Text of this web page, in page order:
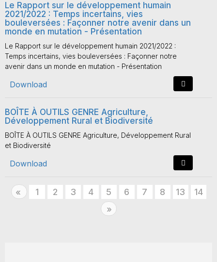
Le Rapport sur le développement humain
2021/2022 : Temps incertains, vies
bouleversées : Façonner notre avenir dans un
monde en mutation - Présentation
Le Rapport sur le développement humain 2021/2022 :
Temps incertains, vies bouleversées : Façonner notre
avenir dans un monde en mutation - Présentation
Download
BOÎTE À OUTILS GENRE Agriculture,
Développement Rural et Biodiversité
BOÎTE À OUTILS GENRE Agriculture, Développement Rural
et Biodiversité
Download
« Previous
1 2 3 4 5 6 7 8 13
14
» Next